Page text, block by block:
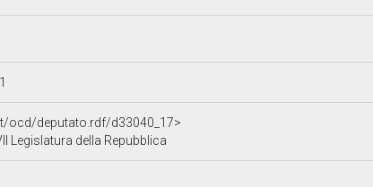
ocd/deputato.rdf/d33040_17>
Legislatura della Repubblica